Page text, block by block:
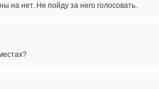
на нет. Не пойду за него голосовать.